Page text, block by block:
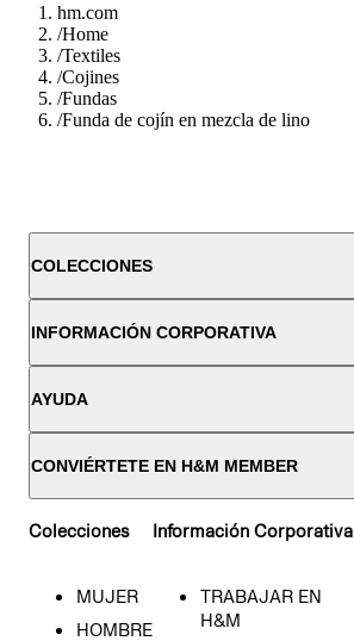
hm.com
/Home
/Textiles
/Cojines
/Fundas
/Funda de cojín en mezcla de lino
COLECCIONES
INFORMACIÓN CORPORATIVA
AYUDA
CONVIÉRTETE EN H&M MEMBER
Colecciones
MUJER
HOMBRE
Información Corporativa
TRABAJAR EN
H&M